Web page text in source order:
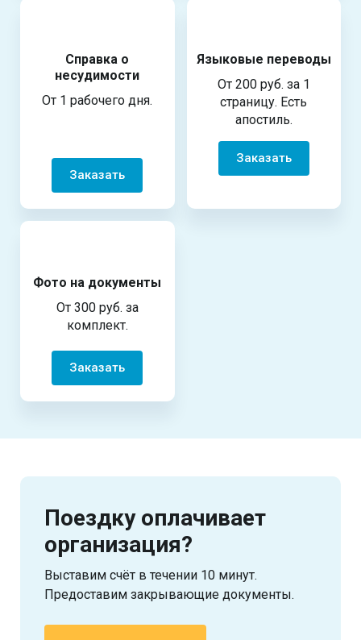
Справка о
несудимости
От 1 рабочего дня.
Заказать
Языковые переводы
От 200 руб. за 1
страницу. Есть
апостиль.
Заказать
Фото на документы
От 300 руб. за
комплект.
Заказать
Поездку оплачивает
организация?
Выставим счёт в течении 10 минут.
Предоставим закрывающие документы.